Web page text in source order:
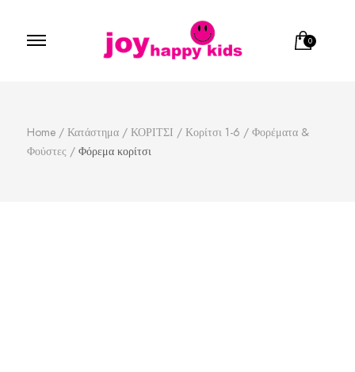
0
Home / Κατάστημα / ΚΟΡΙΤΣΙ / Κορίτσι 1-6 / Φορέματα &
Φούστες / Φόρεμα κορίτσι